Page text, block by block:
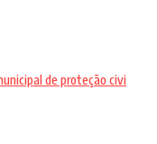
de proteção civi